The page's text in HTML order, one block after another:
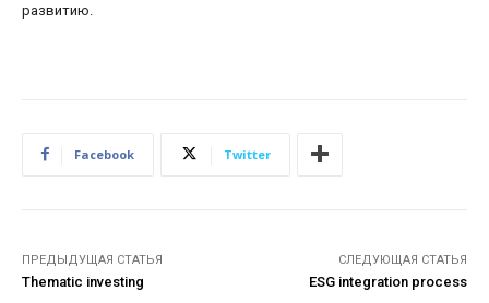
развитию.
Facebook Twitter
ПРЕДЫДУЩАЯ СТАТЬЯ
Thematic investing
СЛЕДУЮЩАЯ СТАТЬЯ
ESG integration process